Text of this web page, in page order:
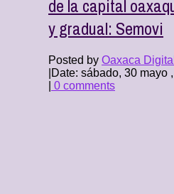
de la capital
y gradual: Semovi
Posted by Oaxaca Digital
Date: sábado, 30 mayo
0 comments